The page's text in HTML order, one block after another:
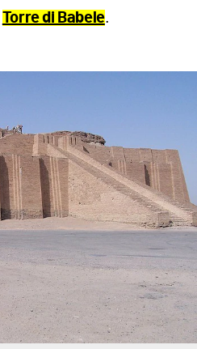
Torre di Babele.